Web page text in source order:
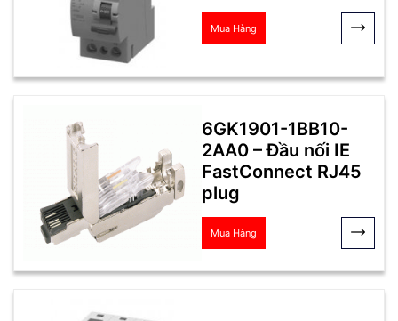
Mua Hàng
6GK1901-1BB10-
2AA0 – Đầu nối IE
FastConnect RJ45
plug
Mua Hàng